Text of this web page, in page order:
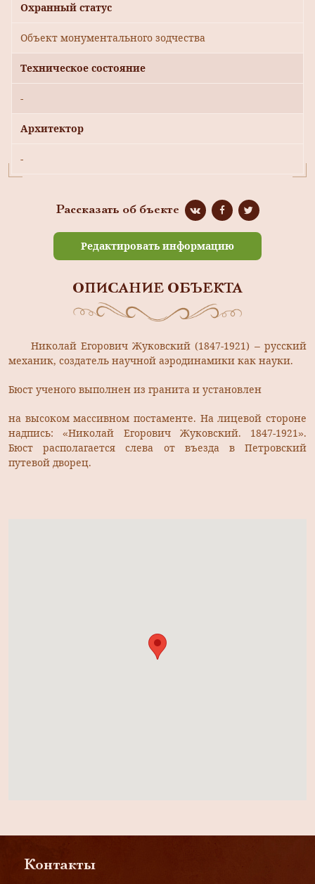
Охранный статус
Объект монументального зодчества
Техническое состояние
-
Архитектор
-
Рассказать об бъекте
Редактировать информацию
ОПИСАНИЕ ОБЪЕКТА
Николай Егорович Жуковский (1847-1921) – русский
механик, создатель научной аэродинамики как науки.
Бюст ученого выполнен из гранита и установлен
на высоком массивном постаменте. На лицевой стороне
надпись: «Николай Егорович Жуковский. 1847-1921».
Бюст располагается слева от въезда в Петровский
путевой дворец.
Контакты